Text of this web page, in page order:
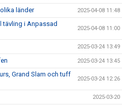
länder 2025-04-08 11:48
tävling i Anpassad
2025-04-08 11:00
2025-03-24 13:49
2025-03-24 13:45
Grand Slam och tuff
2025-03-24 12:26
2025-03-20